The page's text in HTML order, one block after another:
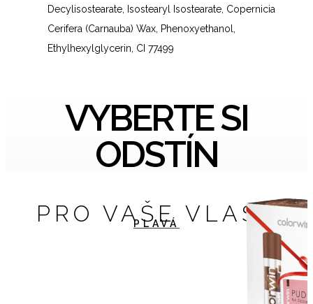
Decylisostearate, Isostearyl Isostearate, Copernicia
Cerifera (Carnauba) Wax, Phenoxyethanol,
Ethylhexylglycerin, CI 77499
VYBERTE SI
ODSTÍN
PRO VAŠE VLASY
PLAVÁ